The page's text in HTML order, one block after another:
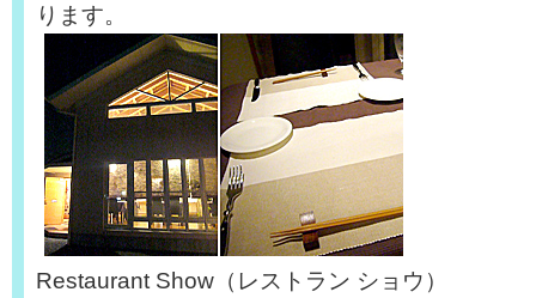
ります。
Restaurant Show（レストラン ショウ）